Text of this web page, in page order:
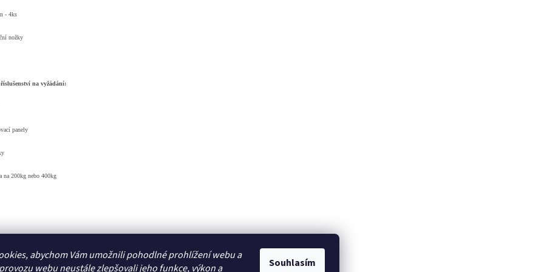
abychom Vám umožnili pohodlné prohlížení webu a
webu neustále zlepšovali jeho funkce, výkon a
Souhlasím
- 4ks
nožky
na vyžádání:
panely
na 200kg nebo 400kg
Zboží.cz